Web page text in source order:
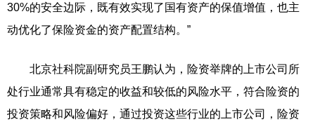
30%的安全边际，既有效实现了国有资产的保值增值，也主
动优化了保险资金的资产配置结构。”
北京社科院副研究员王鹏认为，险资举牌的上市公司所
处行业通常具有稳定的收益和较低的风险水平，符合险资的
投资策略和风险偏好，通过投资这些行业的上市公司，险资